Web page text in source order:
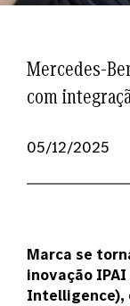
Mercedes-
com
05/12/2025
Marca se
inovação
Intelligence),